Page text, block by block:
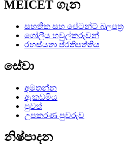
MEICET ගැන
සහතික සහ පේටන්ට් බලපත්‍ර
ගෝලීය හවුල්කරුවන්
රහස්යතා ප්රතිපත්තිය
සේවා
අමතන්න
ඇකඩමිය
පුවත්
උපකරණ පුවරුව
නිෂ්පාදන